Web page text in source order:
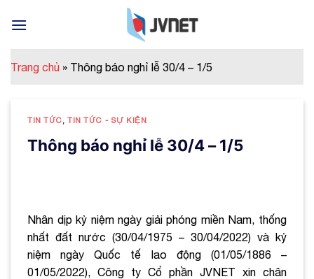
Trang chủ » Thông báo nghỉ lễ 30/4 – 1/5
TIN TỨC ,TIN TỨC - SỰ KIỆN
Thông báo nghỉ lễ 30/4 – 1/5
Nhân dịp kỷ niệm ngày giải phóng miền Nam, thống
nhất đất nước (30/04/1975 – 30/04/2022) và kỷ
niệm ngày Quốc tế lao động (01/05/1886 –
01/05/2022), Công ty Cổ phần JVNET xin chân